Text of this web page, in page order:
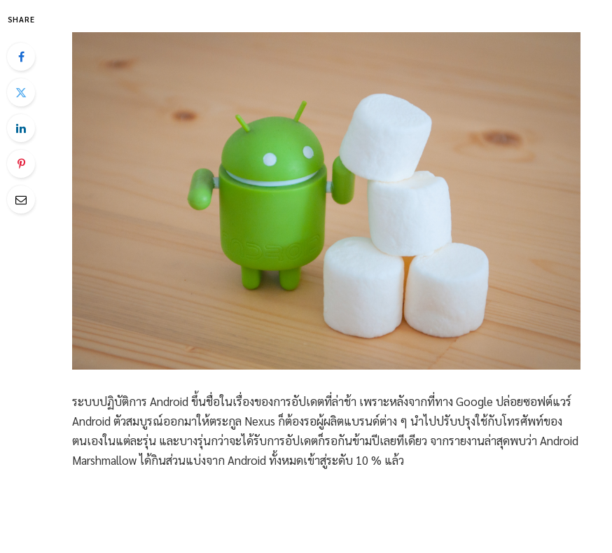
SHARE
ระบบปฏิบัติการ Android ขึ้นชื่อในเรื่องของการอัปเดตที่ล่าช้า เพราะหลังจากที่ทาง Google ปล่อยซอฟต์แวร์
Android ตัวสมบูรณ์ออกมาให้ตระกูล Nexus ก็ต้องรอผู้ผลิตแบรนด์ต่าง ๆ นำไปปรับปรุงใช้กับโทรศัพท์ของ
ตนเองในแต่ละรุ่น และบางรุ่นกว่าจะได้รับการอัปเดตก็รอกันข้ามปีเลยทีเดียว จากรายงานล่าสุดพบว่า Android
Marshmallow ได้กินส่วนแบ่งจาก Android ทั้งหมดเข้าสู่ระดับ 10 % แล้ว